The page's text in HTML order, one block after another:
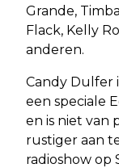
Grande,
Flack, Kelly
anderen.
Candy Dulfer
een speciale
en is niet van
rustiger aan
radioshow op